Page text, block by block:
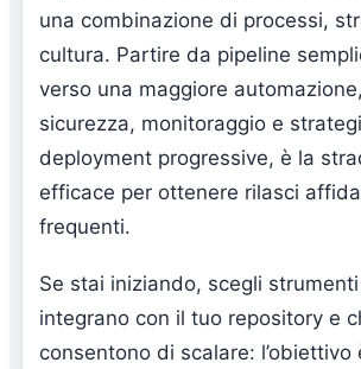
una combinazione di processi,
cultura. Partire da pipeline
verso una maggiore
sicurezza, monitoraggio e
deployment progressive, è la
efficace per ottenere rilasci
frequenti.
Se stai iniziando, scegli
integrano con il tuo repository e
consentono di scalare: l’obiettivo